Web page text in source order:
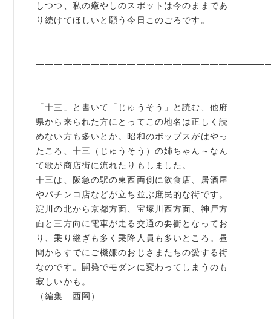
しつつ、私の癒やしのスポットは今のままであ
り続けてほしいと願う今日このごろです。
「十三」と書いて「じゅうそう」と読む、他府
県から来られた方にとってこの地名は正しく読
めない方も多いとか。昭和のポップスがはやっ
たころ、十三（じゅうそう）の姉ちゃん～なん
て歌が商店街に流れたりもしました。
十三は、阪急の駅の東西両側に飲食店、居酒屋
やパチンコ店などが立ち並ぶ庶民的な街です。
淀川の北から京都方面、宝塚川西方面、神戸方
面と三方向に電車が走る交通の要衝となってお
り、乗り継ぎも多く乗降人員も多いところ。昼
間からすでにご機嫌のおじさまたちの愛する街
なのです。開発でモダンに変わってしまうのも
寂しいかも。
（編集 西岡）